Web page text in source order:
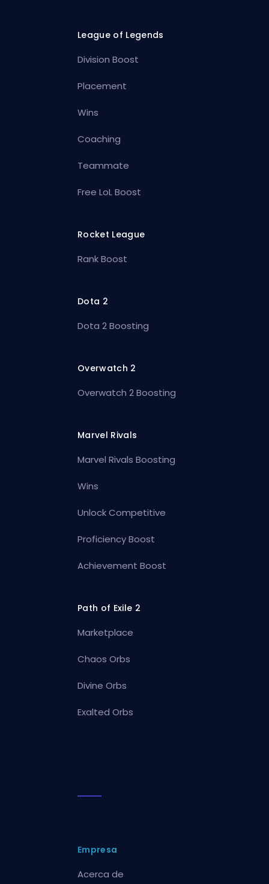
League of Legends
Division Boost
Placement
Wins
Coaching
Teammate
Free LoL Boost
Rocket League
Rank Boost
Dota 2
Dota 2 Boosting
Overwatch 2
Overwatch 2 Boosting
Marvel Rivals
Marvel Rivals Boosting
Wins
Unlock Competitive
Proficiency Boost
Achievement Boost
Path of Exile 2
Marketplace
Chaos Orbs
Divine Orbs
Exalted Orbs
Empresa
Acerca de